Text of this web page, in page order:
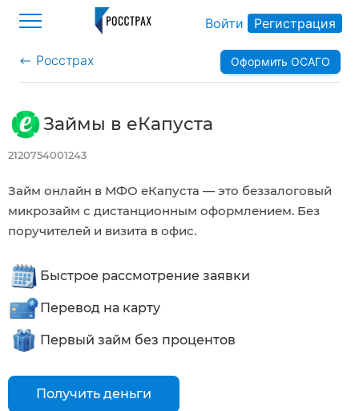
Войти Регистрация
Росстрах
> Оформить ОСАГО
Займы в еКапуста
2120754001243
Займ онлайн в МФО еКапуста — это беззалоговый
микрозайм с дистанционным оформлением. Без
поручителей и визита в офис.
Быстрое рассмотрение заявки
Перевод на карту
Первый займ без процентов
Получить деньги